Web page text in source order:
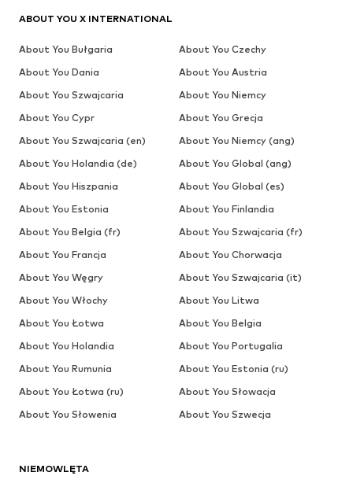
NIEMOWLĘTA
ABOUT YOU X INTERNATIONAL
About You Bułgaria
About You Czechy
About You Dania
About You Austria
About You Szwajcaria
About You Niemcy
About You Cypr
About You Grecja
About You Szwajcaria (en)
About You Niemcy (ang)
About You Holandia (de)
About You Global (ang)
About You Hiszpania
About You Global (es)
About You Estonia
About You Finlandia
About You Belgia (fr)
About You Szwajcaria (fr)
About You Francja
About You Chorwacja
About You Węgry
About You Szwajcaria (it)
About You Włochy
About You Litwa
About You Łotwa
About You Belgia
About You Holandia
About You Portugalia
About You Rumunia
About You Estonia (ru)
About You Łotwa (ru)
About You Słowacja
About You Słowenia
About You Szwecja